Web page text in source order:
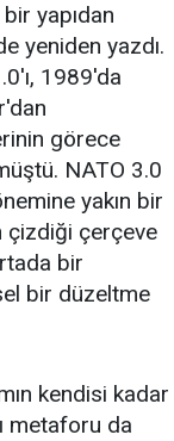
yapıdan
yeniden yazdı.
1989'da
görece
NATO 3.0
yakın bir
çizdiği çerçeve
bir
bir düzeltme
kendisi kadar
metaforu da